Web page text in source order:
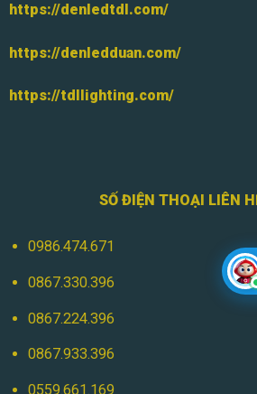
https://denledtdl.com/
https://denledduan.com/
https://tdllighting.com/
SỐ ĐIỆN THOẠI LIÊN
0986.474.671
0867.330.396
0867.224.396
0867.933.396
0559.661.169